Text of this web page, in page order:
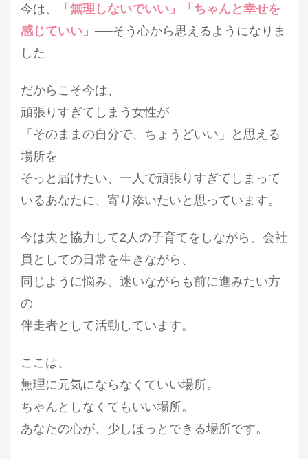
今は、
「無理しないでいい」「ちゃんと幸せを
感じていい」 ──そう心から思えるようになりま
した。
だからこそ今は、
頑張りすぎてしまう女性が
「そのままの自分で、ちょうどいい」と思える
場所を
そっと届けたい、 一人で頑張りすぎてしまって
いるあなたに、寄り添いたいと思っています。
今は夫と協力して2人の子育てをしながら、会社
員としての日常を生きながら、
同じように悩み、迷いながらも前に進みたい方
の
伴走者として活動しています。
ここは、
無理に元気にならなくていい場所。
ちゃんとしなくてもいい場所。
あなたの心が、少しほっとできる場所です。